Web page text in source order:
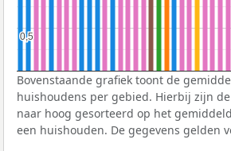
0,5
0,5
Bovenstaande grafiek toont de
huishoudens per gebied. Hierbij zijn
naar hoog gesorteerd op het
een huishouden. De gegevens gelden